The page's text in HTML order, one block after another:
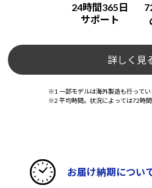
24時間365日
サポート
詳しく見
※1 一部モデルは海外製造も行ってい
※2 平均時間。状況によっては72時間
お届け納期につい